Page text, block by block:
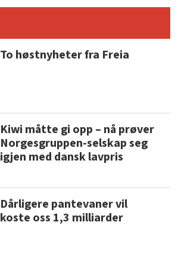
To høstnyheter fra Freia
Kiwi måtte gi opp – nå prøver
Norgesgruppen-selskap seg
igjen med dansk lavpris
Dårligere pantevaner vil
koste oss 1,3 milliarder